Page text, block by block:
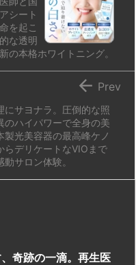
シート
を起こ
な透明
の本格ホワイトニング。
にサヨナラ。圧倒的な照
のハイパワーで全身の美
製光美容器の最高峰ケノ
らデリケートなVIOまで
サロン体験。
 Prev
奇跡の一滴。再生医